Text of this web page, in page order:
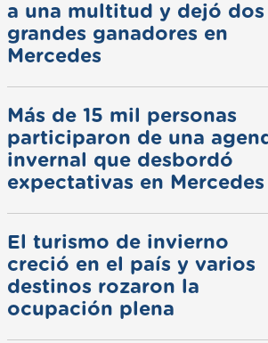
a una multitud y dejó dos
grandes ganadores en
Mercedes
Más de 15 mil personas
participaron de una
invernal que desbordó
expectativas en Mercedes
El turismo de invierno
creció en el país y varios
destinos rozaron la
ocupación plena